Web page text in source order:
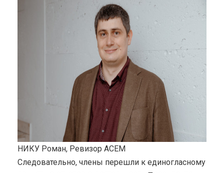
НИКУ Роман, Ревизор АСЕМ
Следовательно, члены перешли к единогласному